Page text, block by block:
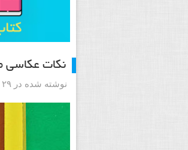
نکات عکاسی
نوشته شده در ۲۹ تیر ۱۳۹۶